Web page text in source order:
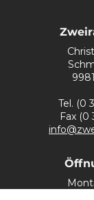
Tel. (0
Fax (0